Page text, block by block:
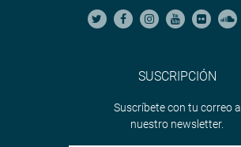
SUSCRIPCIÓN
Suscríbete con tu correo a
nuestro newsletter.